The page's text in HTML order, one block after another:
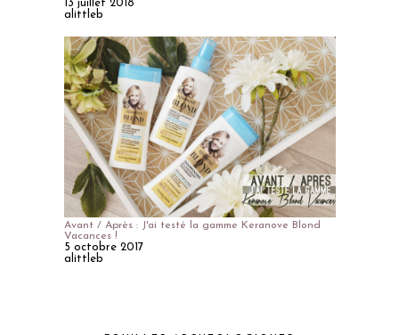
13 juillet 2018
alittleb
Avant / Après : J'ai testé la gamme Keranove Blond
Vacances !
5 octobre 2017
alittleb